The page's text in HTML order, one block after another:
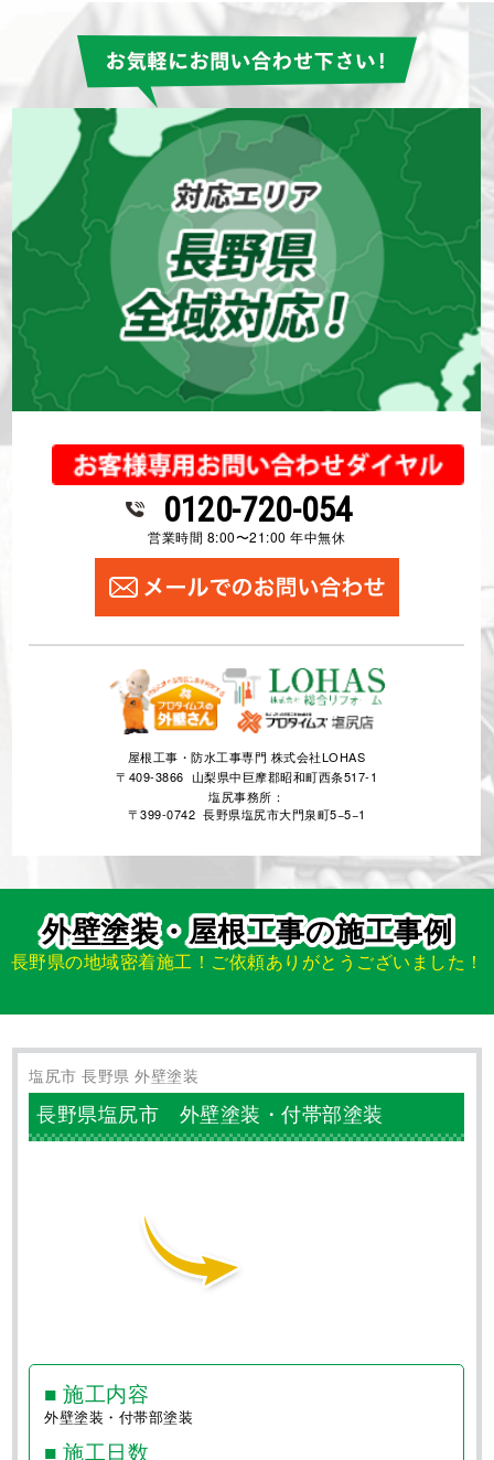
松本市 長野県
コーキング(シーリング)
外壁塗装
屋根塗装 防水工事
お客様の声一覧を見る
0120-720-054
営業時間 8:00〜21:00 年中無休
屋根工事・防水工事専門 株式会社LOHAS
塩尻事務所：
外壁塗装・屋根工事の施工事例